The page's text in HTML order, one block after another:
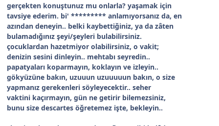
gerçekten konuştunuz mu onlarla? yaşamak için
tavsiye ederim. bi' ********* anlamıyorsanız da, en
azından deneyin.. belki kaybettiğiniz, ya da zâten
bulamadığınız şeyi/şeyleri bulabilirsiniz.
çocuklardan hazetmiyor olabilirsiniz, o vakit;
denizin sesini dinleyin.. mehtabı seyredin..
papatyaları koparmayın, koklayın ve izleyin..
gökyüzüne bakın, uzuuun uzuuuuun bakın, o size
yapmanız gerekenleri söyleyecektir.. seher
vaktini kaçırmayın, gün ne getirir bilemezsiniz,
bunu size descartes öğretemez işte, bekleyin..